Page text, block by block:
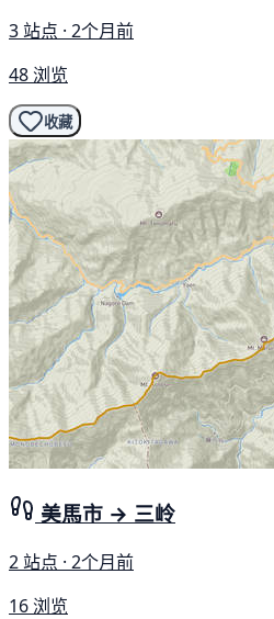
3 站点 · 2个月前
48 浏览
收藏
美馬市 → 三岭
2 站点 · 2个月前
16 浏览